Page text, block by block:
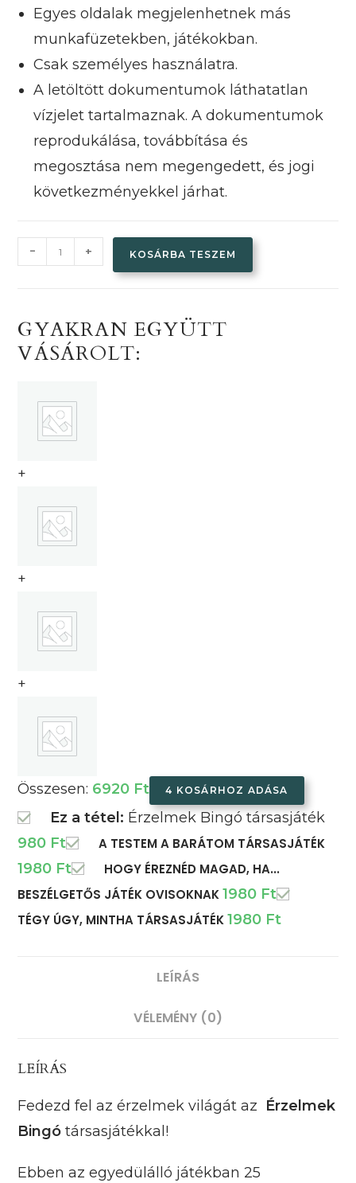
Egyes oldalak megjelenhetnek más
munkafüzetekben, játékokban.
Csak személyes használatra.
A letöltött dokumentumok láthatatlan
vízjelet tartalmaznak. A dokumentumok
reprodukálása, továbbítása és
megosztása nem megengedett, és jogi
következményekkel járhat.
Érzelmek
Bingó
- + KOSÁRBA TESZEM
GYAKRAN EGYÜTT
VÁSÁROLT:
+
+
+
Összesen: 6920 Ft 4 KOSÁRHOZ ADÁSA
Ez a tétel: Érzelmek Bingó társasjáték
980 Ft A TESTEM A BARÁTOM TÁRSASJÁTÉK
1980 Ft
HOGY ÉREZNÉD MAGAD, HA...
BESZÉLGETŐS JÁTÉK OVISOKNAK1980 Ft
TÉGY ÚGY, MINTHA TÁRSASJÁTÉK1980 Ft
LEÍRÁS
VÉLEMÉNY (0)
LEÍRÁS
Fedezd fel az érzelmek világát az Érzelmek
Bingó társasjátékkal!
Ebben az egyedülálló játékban 25